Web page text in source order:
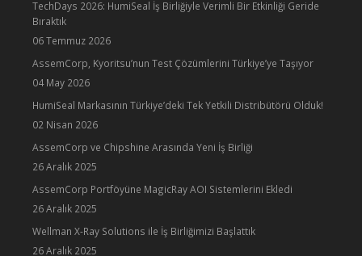
TechDays 2026: HumiSeal İş Birliğiyle Verimli Bir Etkinliği Geride
Bıraktık
06 Temmuz 2026
AssemCorp, Kyoritsu’nun Test Çözümlerini Türkiye’ye Taşıyor
04 May 2026
HumiSeal Markasının Türkiye’deki Tek Yetkili Distribütörü Olduk!
02 Nisan 2026
AssemCorp ve Chipshine Arasında Yeni İş Birliği
26 Aralık 2025
AssemCorp Portföyüne MagicRay AOI Sistemlerini Ekledi
26 Aralık 2025
Wellman X-Ray Solutions ile İş Birliğimizi Başlattık
26 Aralık 2025